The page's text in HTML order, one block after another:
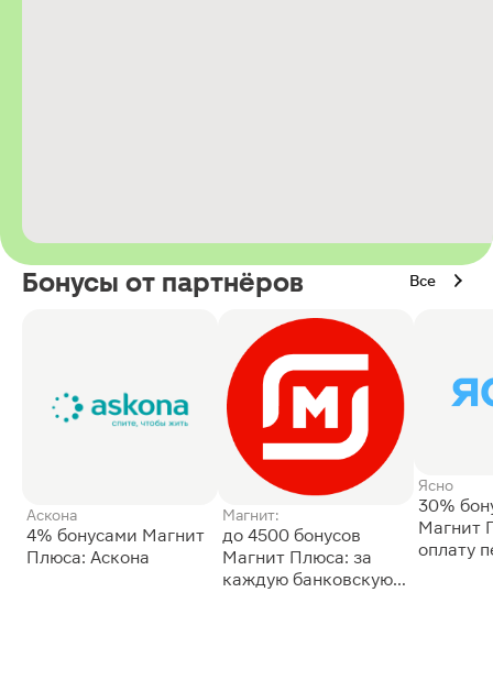
Бонусы от партнёров Все
Аскона
4% бонусами Магнит
Плюса: Аскона
Магнит:
до 4500 бонусов
Магнит Плюса: за
каждую банковскую
Ясно
30%
Магнит
оплату